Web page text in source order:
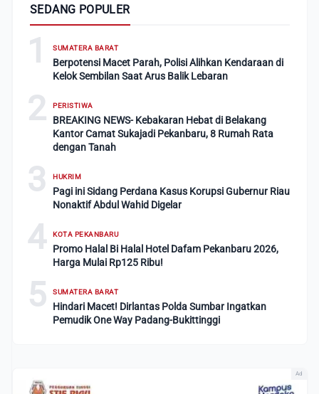
SEDANG POPULER
1 SUMATERA BARAT
Berpotensi Macet Parah, Polisi Alihkan Kendaraan di
Kelok Sembilan Saat Arus Balik Lebaran
2 PERISTIWA
BREAKING NEWS- Kebakaran Hebat di Belakang
Kantor Camat Sukajadi Pekanbaru, 8 Rumah Rata
dengan Tanah
3 HUKRIM
Pagi ini Sidang Perdana Kasus Korupsi Gubernur Riau
Nonaktif Abdul Wahid Digelar
4 KOTA PEKANBARU
Promo Halal Bi Halal Hotel Dafam Pekanbaru 2026,
Harga Mulai Rp125 Ribu!
5 SUMATERA BARAT
Hindari Macet! Dirlantas Polda Sumbar Ingatkan
Pemudik One Way Padang-Bukittinggi
Ad